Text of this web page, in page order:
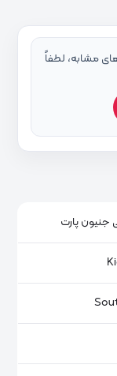
مشابه، لطفاً